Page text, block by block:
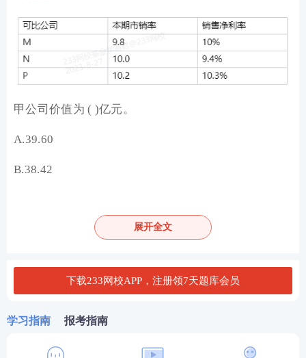
甲公司价值为 ( )亿元。
A.39.60
B.38.42
查看答案
期限5年，经营期每年现金净流量为500万元，项目资
本成本8%，当经营期每年税后现金净流量提高10%该
展开全文
下载233网校APP，注册领7天题库会员
学习指南 报考指南